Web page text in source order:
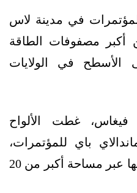
في مدينة لاس
أكبر مصفوفات الطاقة
الأسطح في الولايات
غطت الألواح
باي للمؤتمرات،
حيث ينتشر 26 ألف لوح منها عبر مساحة أكبر من 20